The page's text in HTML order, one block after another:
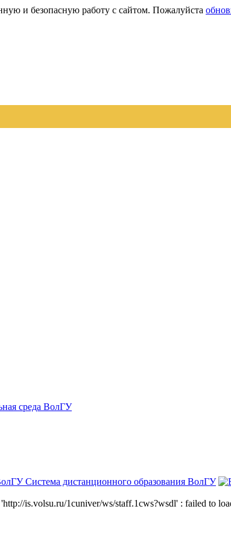
и безопасную работу с сайтом. Пожалуйста
среда ВолГУ
Система дистанционного образования ВолГУ
is.volsu.ru/1cuniver/ws/staff.1cws?wsdl' : failed to